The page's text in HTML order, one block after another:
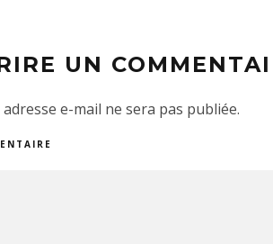
UN
e-mail ne sera pas publiée.